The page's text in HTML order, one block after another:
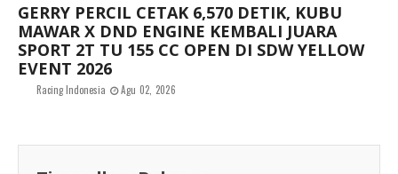
GERRY PERCIL CETAK 6,570 DETIK, KUBU
MAWAR X DND ENGINE KEMBALI JUARA
SPORT 2T TU 155 CC OPEN DI SDW YELLOW
EVENT 2026
Racing Indonesia Agu 02, 2026